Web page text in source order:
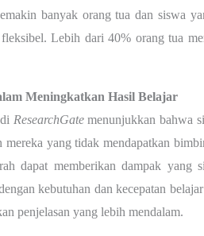
banyak orang tua dan siswa
Lebih dari 40% orang tua
Meningkatkan Hasil Belajar
ResearchGatemenunjukkan bahwa
yang tidak mendapatkan
dapat memberikan dampak yang
kebutuhan dan kecepatan
penjelasan yang lebih mendalam.